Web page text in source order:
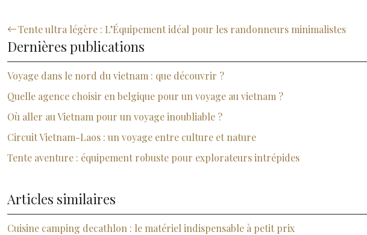
Tente ultra légère : L’Équipement idéal pour les randonneurs minimalistes
Dernières publications
Voyage dans le nord du vietnam : que découvrir ?
Quelle agence choisir en belgique pour un voyage au vietnam ?
Où aller au Vietnam pour un voyage inoubliable ?
Circuit Vietnam-Laos : un voyage entre culture et nature
Tente aventure : équipement robuste pour explorateurs intrépides
Articles similaires
Cuisine camping decathlon : le matériel indispensable à petit prix